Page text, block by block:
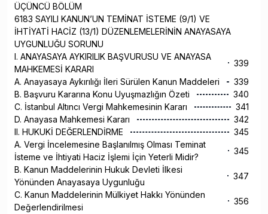
ÜÇÜNCÜ BÖLÜM
6183 SAYILI KANUN’UN TEMİNAT İSTEME (9/1) VE
İHTİYATİ HACİZ (13/1) DÜZENLEMELERİNİN ANAYASAYA
UYGUNLUĞU SORUNU
I. ANAYASAYA AYKIRILIK BAŞVURUSU VE ANAYASA
MAHKEMESİ KARARI
339
A. Anayasaya Aykırılığı İleri Sürülen Kanun Maddeleri
339
B. Başvuru Kararına Konu Uyuşmazlığın Özeti
340
C. İstanbul Altıncı Vergi Mahkemesinin Kararı
341
D. Anayasa Mahkemesi Kararı
342
II. HUKUKİ DEĞERLENDİRME
345
A. Vergi İncelemesine Başlanılmış Olması Teminat
İsteme ve İhtiyati Haciz İşlemi İçin Yeterli Midir?
345
B. Kanun Maddelerinin Hukuk Devleti İlkesi
Yönünden Anayasaya Uygunluğu
347
C. Kanun Maddelerinin Mülkiyet Hakkı Yönünden
Değerlendirilmesi
356